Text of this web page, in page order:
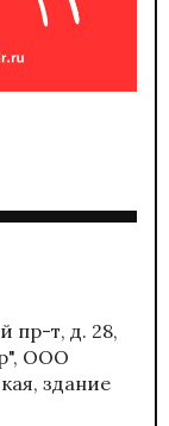
пр-т, д. 28,
ООО
здание